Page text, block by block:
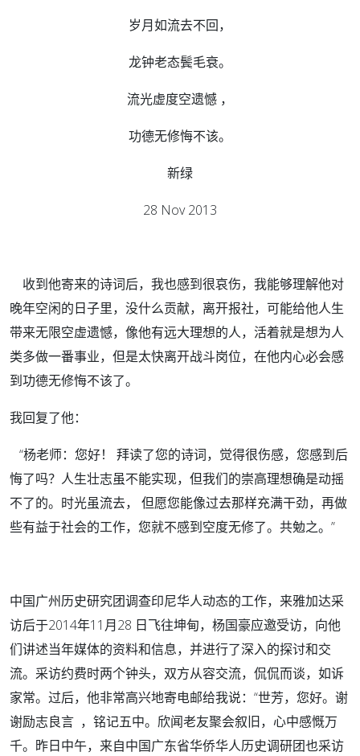
岁月如流去不回，
龙钟老态鬓毛衰。
流光虚度空遗憾 ，
功德无修悔不该。
新绿
28 Nov 2013
收到他寄来的诗词后，我也感到很哀伤，我能够理解他对
晚年空闲的日子里，没什么贡献，离开报社，可能给他人生
带来无限空虚遗憾，像他有远大理想的人，活着就是想为人
类多做一番事业，但是太快离开战斗岗位，在他内心必会感
到功德无修悔不该了。
我回复了他：
“杨老师：您好！ 拜读了您的诗词，觉得很伤感，您感到后
悔了吗？人生壮志虽不能实现，但我们的崇高理想确是动摇
不了的。时光虽流去， 但愿您能像过去那样充满干劲，再做
些有益于社会的工作，您就不感到空度无修了。共勉之。”
中国广州历史研究团调查印尼华人动态的工作，来雅加达采
访后于2014年11月28 日飞往坤甸，杨国豪应邀受访，向他
们讲述当年媒体的资料和信息，并进行了深入的探讨和交
流。采访约费时两个钟头，双方从容交流，侃侃而谈，如诉
家常。过后，他非常高兴地寄电邮给我说：“世芳，您好。谢
谢励志良言 ，铭记五中。欣闻老友聚会叙旧，心中感慨万
千。昨日中午，来自中国广东省华侨华人历史调研团也采访